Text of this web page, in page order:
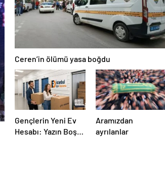
Ceren’in ölümü yasa boğdu
Gençlerin Yeni Ev
Hesabı: Yazın Boş
Aramızdan
ayrılanlar